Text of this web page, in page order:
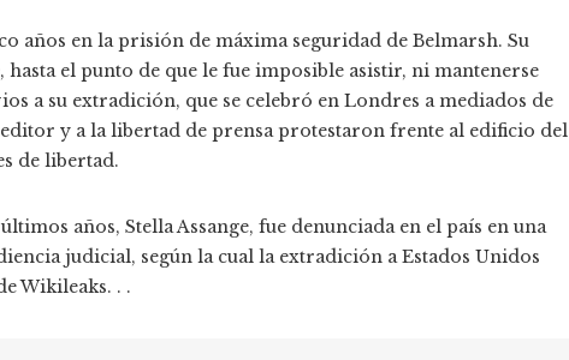
años en la prisión de máxima seguridad de Belmarsh. Su
el punto de que le fue imposible asistir, ni mantenerse
a su extradición, que se celebró en Londres a mediados de
y a la libertad de prensa protestaron frente al edificio del
de libertad.
años, Stella Assange, fue denunciada en el país en una
judicial, según la cual la extradición a Estados Unidos
Wikileaks. . .